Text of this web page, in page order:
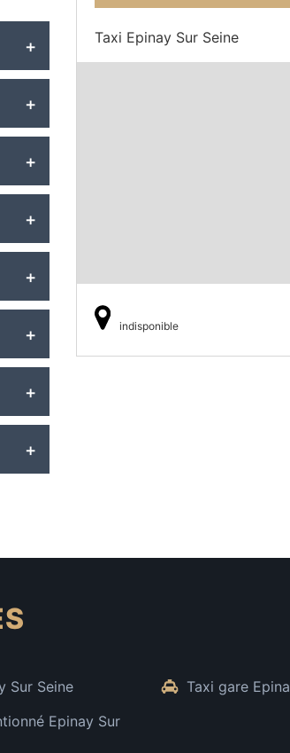
Taxi Epinay Sur Seine
indisponible
Sur Seine
Epinay Sur
Taxi gare